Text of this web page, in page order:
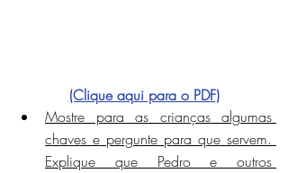
(Clique aqui para o PDF)
Mostre para as crianças algumas
chaves e pergunte para que servem.
Explique que Pedro e outros